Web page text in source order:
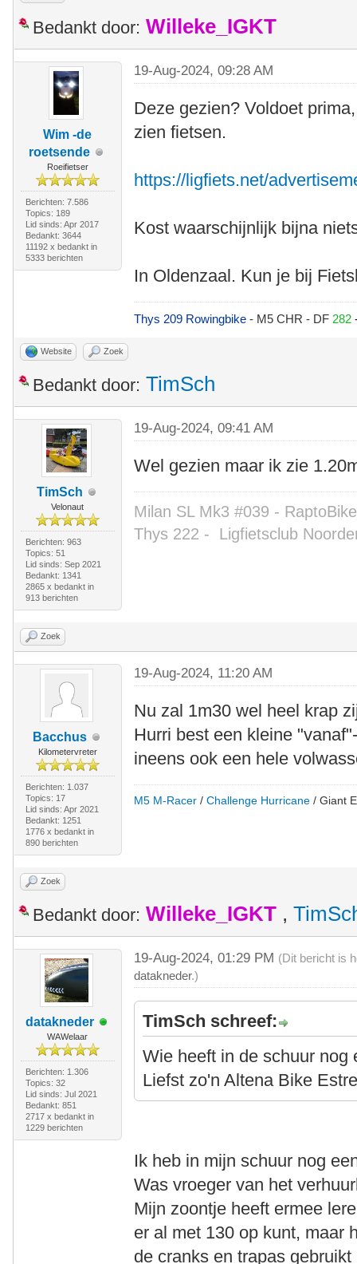
Bedankt door: Willeke_IGKT
Wim -de
roetsende
Roeifietser
Berichten: 7.586
Topics: 189
Lid sinds: Apr 2017
Bedankt: 3644
11192 x bedankt in
5333 berichten
19-Aug-2024, 09:28 AM
Deze gezien? Voldoet
zien fietsen.
https://ligfiets.net/
Kost waarschijnlijk bijna
In Oldenzaal. Kun je bij
Thys 209 Rowingbike- M5 CHR - DF 282
Website Zoek
Bedankt door: TimSch
TimSch
Velonaut
Berichten: 963
Topics: 51
Lid sinds: Sep 2021
Bedankt: 1341
2865 x bedankt in
913 berichten
19-Aug-2024, 09:41 AM
Wel gezien maar ik zie
Milan SL Mk3 #039 -
Thys 222 - Ligfietsclub
Zoek
Bacchus
Kilometervreter
Berichten: 1.037
Topics: 17
Lid sinds: Apr 2021
Bedankt: 1251
1776 x bedankt in
890 berichten
19-Aug-2024, 11:20 AM
Nu zal 1m30 wel heel krap
Hurri best een kleine
ineens ook een hele
M5 M-Racer /Challenge Hurricane / Giant
Zoek
Bedankt door: Willeke_IGKT ,
datakneder
WAWelaar
Berichten: 1.306
Topics: 32
Lid sinds: Jul 2021
Bedankt: 851
2717 x bedankt in
1229 berichten
19-Aug-2024, 01:29 PM (Dit bericht is
datakneder.)
TimSch schreef:
Wie heeft in de schuur
Liefst zo'n Altena Bike
Ik heb in mijn schuur nog
Was vroeger van het
Mijn zoontje heeft ermee
er al met 130 op kunt, maar
de cranks en trapas